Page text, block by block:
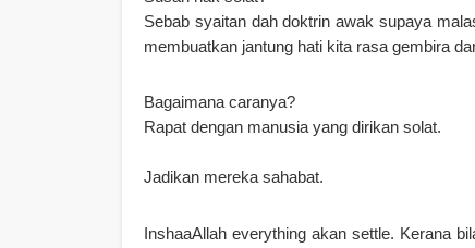
Sebab syaitan dah doktrin awak supaya
membuatkan jantung hati kita rasa gembira
Bagaimana caranya?
Rapat dengan manusia yang dirikan solat.
Jadikan mereka sahabat.
InshaaAllah everything akan settle. Kerana